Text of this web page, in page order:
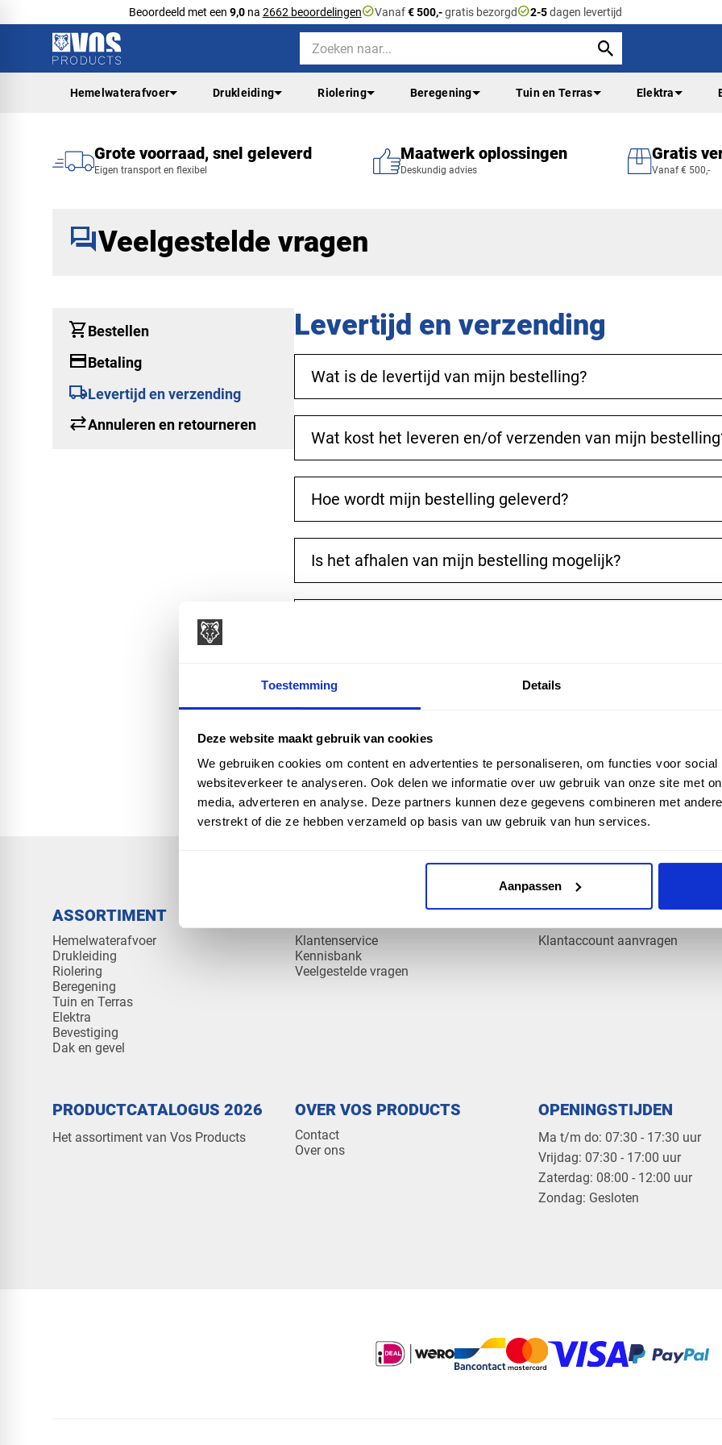
Toestemming Details
Deze website maakt gebruik van cookies
We gebruiken cookies om content en advertenties te personaliseren, om functies voor social
websiteverkeer te analyseren. Ook delen we informatie over uw gebruik van onze site met
media, adverteren en analyse. Deze partners kunnen deze gegevens combineren met
verstrekt of die ze hebben verzameld op basis van uw gebruik van hun services.
Aanpassen
Beoordeeld met een 9,0na 2662 beoordelingencheck_circleVanaf€ 500,-gratis bezorgdcheck_circle2-5dagen levertijd
Hemelwaterafvoer Drukleiding Riolering Beregening Tuin en Terras Elektra
Grote voorraad, snel geleverd
Eigen transport en flexibel
Maatwerk oplossingen
Deskundig advies
Gratis
Vanaf € 500,-
forumVeelgestelde vragen
shopping_cartBestellen
credit_cardBetaling
local_shippingLevertijd en verzending
sync_altAnnuleren en retourneren
Levertijd en verzending
Wat is de levertijd van mijn bestelling?
Wat kost het leveren en/of verzenden van mijn
Hoe wordt mijn bestelling geleverd?
Is het afhalen van mijn bestelling mogelijk?
Wordt mijn bestelling in België geleverd?
Wordt er ook bezorgd op de Waddeneilanden?
ASSORTIMENT
Hemelwaterafvoer
Drukleiding
Riolering
Beregening
Tuin en Terras
Elektra
Bevestiging
Dak en gevel
Klantenservice
Kennisbank
Veelgestelde vragen
ZAKELIJK
Klantaccount aanvragen
PRODUCTCATALOGUS 2026
Het assortiment van Vos Products
OVER VOS PRODUCTS
Contact
Over ons
OPENINGSTIJDEN
Ma t/m do: 07:30 - 17:30 uur
​Vrijdag: 07:30 - 17:00 uur
​Zaterdag: 08:00 - 12:00 uur
​Zondag: Gesloten